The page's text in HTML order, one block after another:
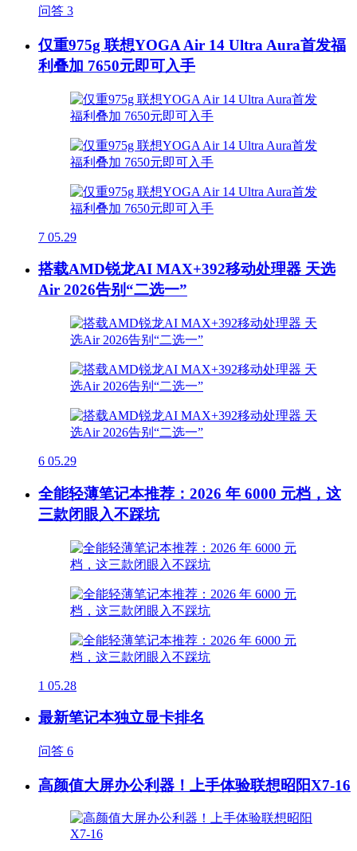
问答 3
仅重975g 联想YOGA Air 14 Ultra Aura首发福
利叠加 7650元即可入手
7 05.29
搭载AMD锐龙AI MAX+392移动处理器 天选
Air 2026告别“二选一”
6 05.29
全能轻薄笔记本推荐：2026 年 6000 元档，这
三款闭眼入不踩坑
1 05.28
最新笔记本独立显卡排名
问答 6
高颜值大屏办公利器！上手体验联想昭阳X7-16